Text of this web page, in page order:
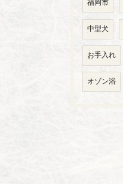
福岡市
中型犬
お手入れ
オゾン浴